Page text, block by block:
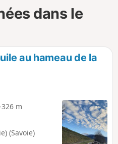
dans le
au hameau de la
m
(Savoie)